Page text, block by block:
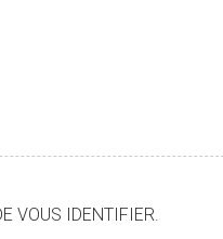
VOUS IDENTIFIER.